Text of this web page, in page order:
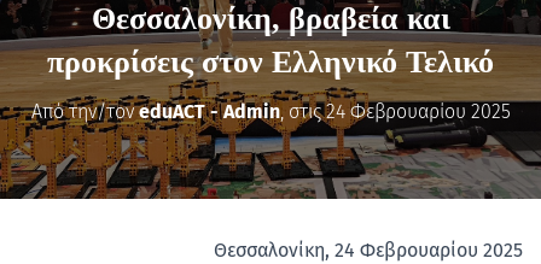
Θεσσαλονίκη, βραβεία και
προκρίσεις στον Ελληνικό Τελικό
Από την/τονeduACT - Admin, στις24 Φεβρουαρίου 2025
Θεσσαλονίκη, 24 Φεβρουαρίου 2025